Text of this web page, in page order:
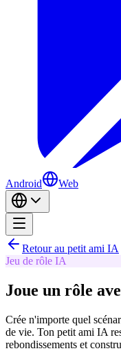
Android Web
Retour au petit ami IA
Jeu de rôle IA
Joue un rôle
Crée n'importe quel
de vie. Ton petit ami IA
rebondissements et